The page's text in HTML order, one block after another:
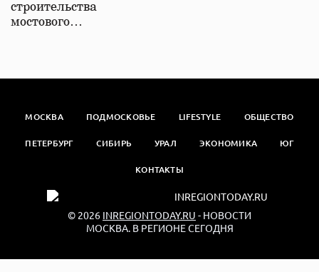
строительства
мостового…
МОСКВА ПОДМОСКОВЬЕ LIFESTYLE ОБЩЕСТВО
ПЕТЕРБУРГ СИБИРЬ УРАЛ ЭКОНОМИКА ЮГ
КОНТАКТЫ
© 2026 INREGIONTODAY.RU - НОВОСТИ
МОСКВА. В РЕГИОНЕ СЕГОДНЯ